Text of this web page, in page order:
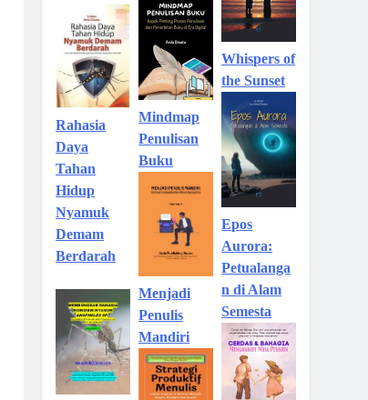
Rahasia
Daya
Tahan
Hidup
Nyamuk
Demam
Berdarah
Mindmap
Penulisan
Buku
Menjadi
Penulis
Mandiri
Whispers of
the Sunset
Epos
Aurora:
Petualanga
n di Alam
Semesta